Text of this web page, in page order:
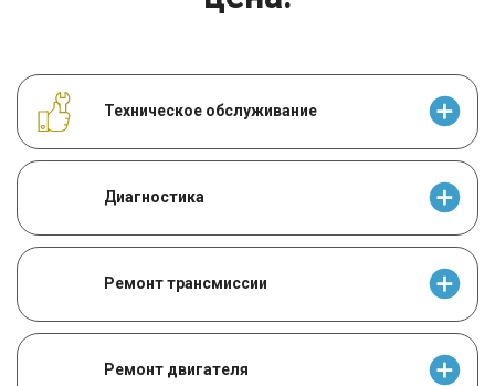
Техническое обслуживание
Диагностика
Ремонт трансмиссии
Ремонт двигателя